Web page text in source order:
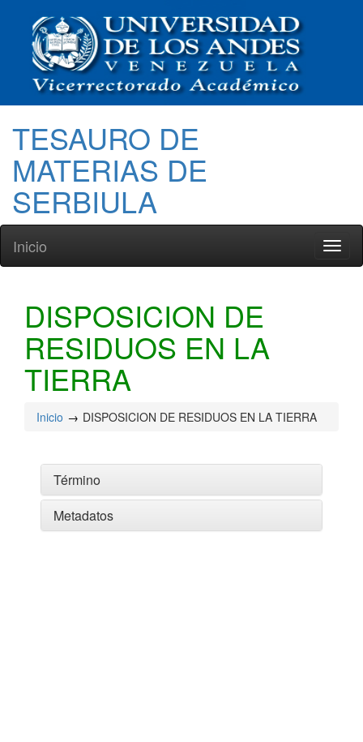
TESAURO DE
MATERIAS DE
SERBIULA
Inicio
DISPOSICION DE
RESIDUOS EN LA
TIERRA
Inicio DISPOSICION DE RESIDUOS EN LA TIERRA
Término
Metadatos